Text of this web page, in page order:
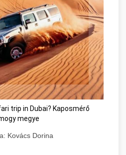
trip in Dubai? Kaposmérő
megye
Kovács Dorina